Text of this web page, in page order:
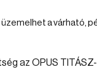
a várható,